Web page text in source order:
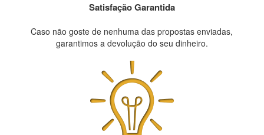
Satisfação Garantida
Caso não goste de nenhuma das propostas enviadas,
garantimos a devolução do seu dinheiro.